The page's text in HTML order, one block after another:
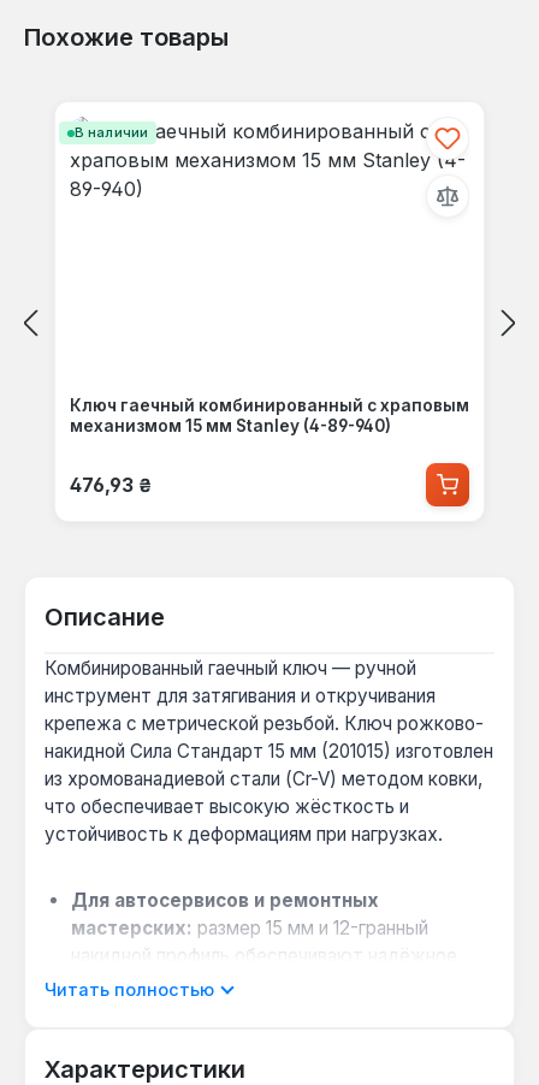
Похожие товары
В наличии
Ключ гаечный комбинированный с храповым
механизмом 15 мм Stanley (4-89-940)
Обычная цена:
476,93 ₴
Описание
Комбинированный гаечный ключ — ручной
инструмент для затягивания и откручивания
крепежа с метрической резьбой. Ключ рожково-
накидной Сила Стандарт 15 мм (201015) изготовлен
из хромованадиевой стали (Cr-V) методом ковки,
что обеспечивает высокую жёсткость и
устойчивость к деформациям при нагрузках.
Для автосервисов и ремонтных
мастерских: размер 15 мм и 12-гранный
накидной профиль обеспечивают надёжное
захватывание крепежа без срыва граней, что
комбинация рожкового и накидного концов
Читать полностью
Характеристики